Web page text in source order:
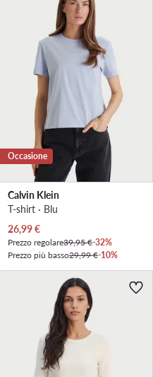
Occasione
Calvin Klein
T-shirt · Blu
Prezzo attuale
26,99€
Prezzo regolare39,95 €-32%
Prezzo più basso29,99 €-10%